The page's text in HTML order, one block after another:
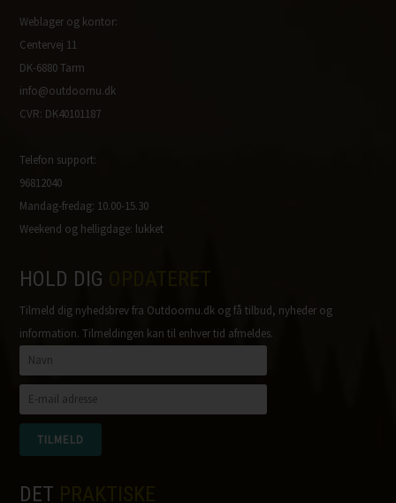
Weblager og kontor:
Centervej 11
DK-6880 Tarm
info@outdoornu.dk
CVR: DK40101187
Telefon support:
96812040
Mandag-fredag: 10.00-15.30
Weekend og helligdage: lukket
HOLD DIG
Tilmeld dig nyhedsbrev fra Outdoornu.dk og få tilbud, nyheder og
information. Tilmeldingen kan til enhver tid afmeldes.
DET